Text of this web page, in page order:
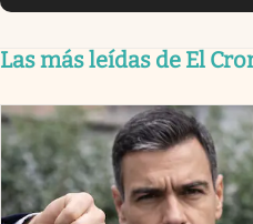
Las más leídas de El